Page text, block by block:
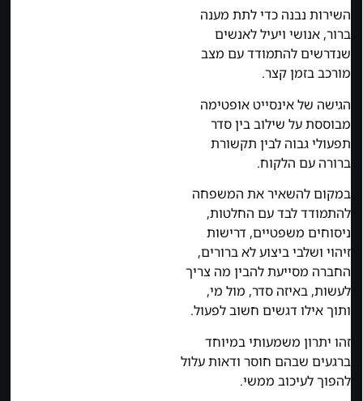
השירות נבנה כדי לתת מענה
ברור, אנושי ויעיל לאנשים
שנדרשים להתמודד עם מצב
מורכב בזמן קצר.
הגישה של אינסייט אופטימה
מבוססת על שילוב בין סדר
תפעולי גבוה לבין תקשורת
ברורה עם הלקוח.
במקום להשאיר את המשפחה
להתמודד לבד עם החלטות,
ניסוחים משפטיים, דרישות
זיהוי ושלבי ביצוע לא ברורים,
החברה מסייעת להבין מה צריך
לעשות, באיזה סדר, מול מי,
ותוך אילו דגשים חשוב לפעול.
זהו יתרון משמעותי במיוחד
ברגעים שבהם חוסר ודאות עלול
להפוך לעיכוב ממשי.